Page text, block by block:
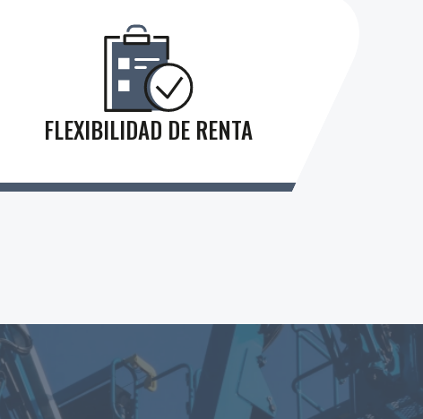
FLEXIBILIDAD DE RENTA